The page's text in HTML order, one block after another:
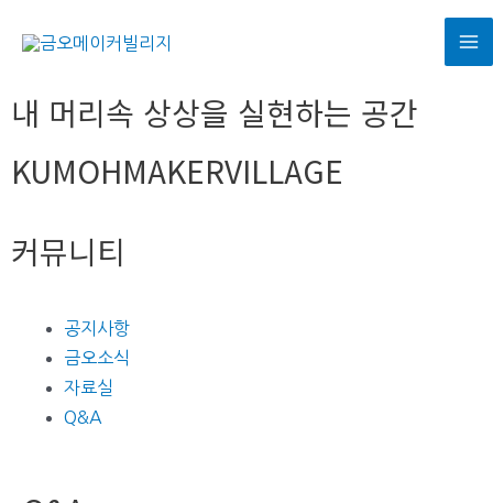
내 머리속 상상을 실현하는 공간
KUMOHMAKERVILLAGE
커뮤니티
공지사항
금오소식
자료실
Q&A